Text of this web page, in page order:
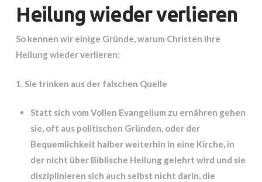
Heilung wieder verlieren
So kennen wir einige Gründe, warum Christen ihre
Heilung wieder verlieren:
1. Sie trinken aus der falschen Quelle
Statt sich vom Vollen Evangelium zu ernähren gehen
sie, oft aus politischen Gründen, oder der
Bequemlichkeit halber weiterhin in eine Kirche, in
der nicht über Biblische Heilung gelehrt wird und sie
disziplinieren sich auch selbst nicht darin, die